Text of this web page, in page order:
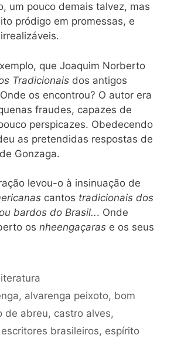
um pouco demais talvez, mas
pródigo em promessas, e
que Joaquim Norberto
Tradicionais dos antigos
os encontrou? O autor era
fraudes, capazes de
perspicazes. Obedecendo
as pretendidas respostas de
Gonzaga.
levou-o à insinuação de
cantos tradicionais dos
bardos do Brasil... Onde
os nheengaçaras e os seus
, alvarenga peixoto, bom
de abreu, castro alves,
escritores brasileiros, espírito